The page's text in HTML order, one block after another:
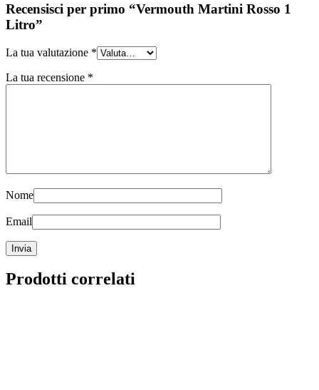
Recensisci per primo “Vermouth Martini Rosso 1
Litro”
La tua valutazione *
La tua recensione *
Nome
Email
Prodotti correlati